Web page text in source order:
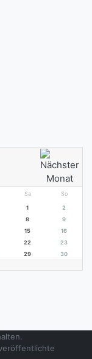
Sa So
1
2
8
9
15
16
22
23
29 30